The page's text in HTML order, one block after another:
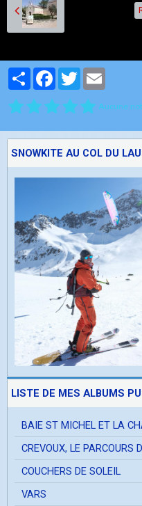
PartagerFacebook
Twitter
Aucune
SNOWKITE AU COL DU
LISTE DE MES ALBUMS
BAIE ST MICHEL ET LA
CREVOUX, LE PARCOURS
COUCHERS DE SOLEIL
VARS